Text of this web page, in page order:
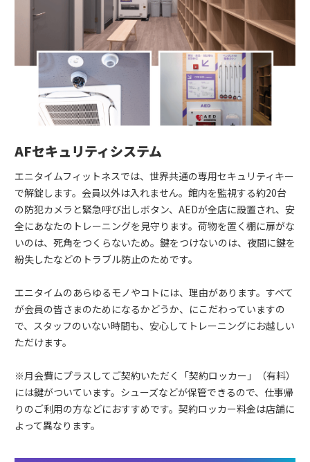
AFセキュリティシステム
エニタイムフィットネスでは、世界共通の専用セキュリティキー
で解錠します。会員以外は入れません。館内を監視する約20台
の防犯カメラと緊急呼び出しボタン、AEDが全店に設置され、安
全にあなたのトレーニングを見守ります。荷物を置く棚に扉がな
いのは、死角をつくらないため。鍵をつけないのは、夜間に鍵を
紛失したなどのトラブル防止のためです。
エニタイムのあらゆるモノやコトには、理由があります。すべて
が会員の皆さまのためになるかどうか、にこだわっていますの
で、スタッフのいない時間も、安心してトレーニングにお越しい
ただけます。
※月会費にプラスしてご契約いただく「契約ロッカー」（有料）
には鍵がついています。シューズなどが保管できるので、仕事帰
りのご利用の方などにおすすめです。契約ロッカー料金は店舗に
よって異なります。